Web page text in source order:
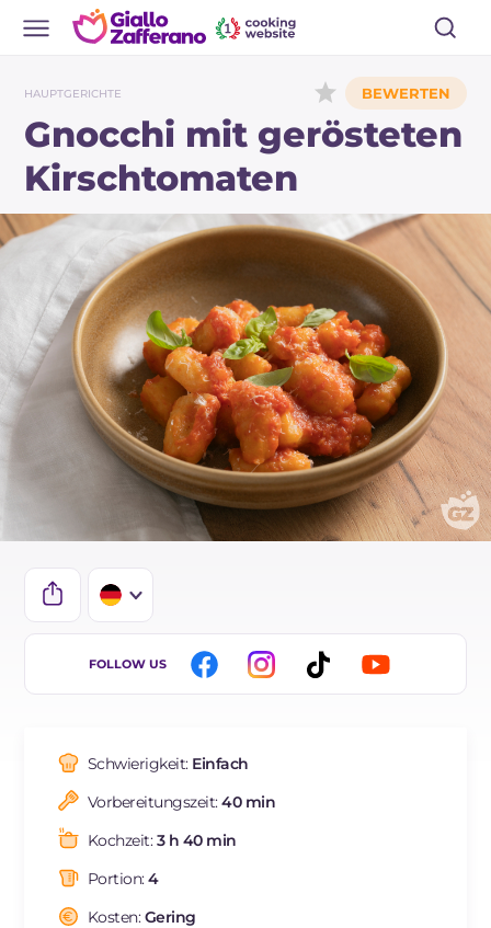
HAUPTGERICHTE
Gnocchi mit gerösteten
Kirschtomaten
IT
FR
NL
BR
FOLLOW US
Schwierigkeit: Einfach
Vorbereitungszeit:40 min
Kochzeit:3 h 40 min
Portion:4
Kosten:Gering